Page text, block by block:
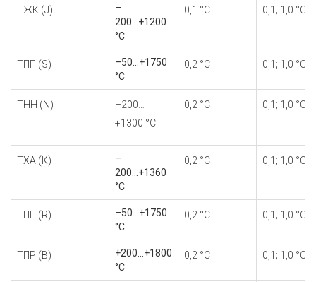
TЖК (J)
–
200...+1200
°С
0,1 °С 0,1; 1,0 °С
TПП (S)
–50...+1750
°С
0,2 °С 0,1; 1,0 °С
TНН (N)
–200…
+1300 °С
0,2 °С 0,1; 1,0 °С
TХА (К)
–
200...+1360
°С
0,2 °С 0,1; 1,0 °С
TПП (R)
–50...+1750
°С
0,2 °С 0,1; 1,0 °С
ТПР (В)
+200...+1800
°С
0,2 °С 0,1; 1,0 °С